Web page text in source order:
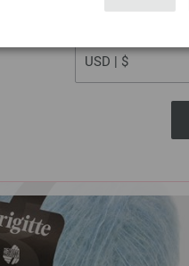
22-karri